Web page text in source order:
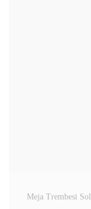
Meja Trembesi